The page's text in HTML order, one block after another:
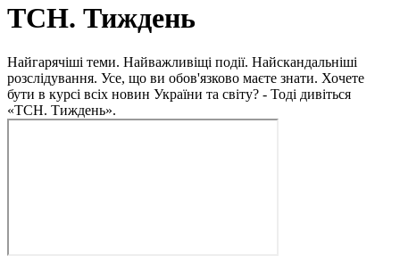
ТСН. Тиждень
Найгарячіші теми. Найважливіщі події. Найскандальніші
розслідування. Усе, що ви обов'язково маєте знати. Хочете
бути в курсі всіх новин України та світу? - Тоді дивіться
«ТСН. Тиждень».